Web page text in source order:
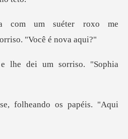
ter roxo me
e lhe dei um sorri
folheando os papéis. "Aq